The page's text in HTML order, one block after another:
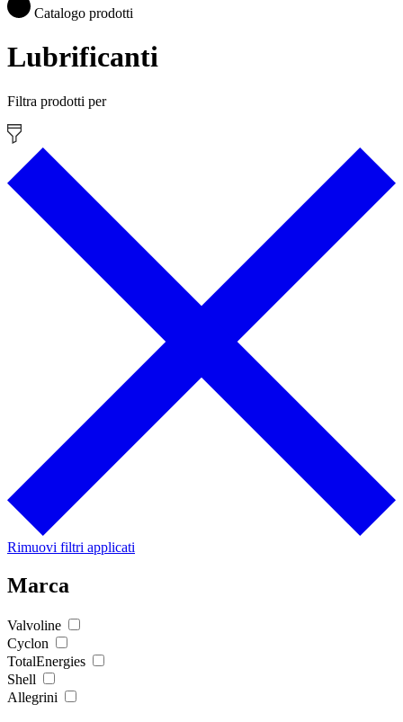
Catalogo prodotti
Lubrificanti
Filtra prodotti per
Rimuovi filtri applicati
Marca
Valvoline
Cyclon
TotalEnergies
Shell
Allegrini